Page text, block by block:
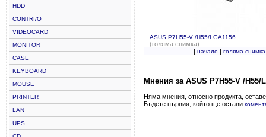
HDD
CONTRI/O
VIDEOCARD
MONITOR
CASE
KEYBOARD
MOUSE
PRINTER
LAN
UPS
ASUS P7H55-V /H55/LGA1156
(голяма снимка)
| начало| голяма снимка
Мнения за ASUS P7H55-V /H55/
Няма мнения, относно продукта,
Бъдете първия, който ще остави